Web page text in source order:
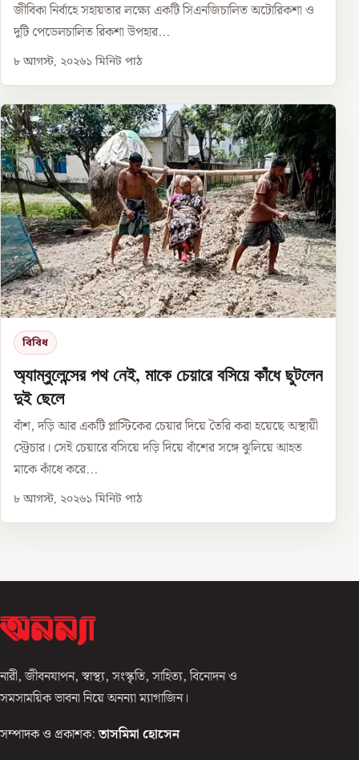
জীবিকা নির্বাহে সহায়তার লক্ষ্যে একটি সিএনজিচালিত অটোরিকশা ও
দুটি পেডেলচালিত রিকশা উপহার...
৮ আগস্ট, ২০২৬১ মিনিট পাঠ
বিবিধ
অ্যাম্বুলেন্সের পথ নেই, মাকে চেয়ারে বসিয়ে কাঁধে ছুটলেন
দুই ছেলে
বাঁশ, দড়ি আর একটি প্লাস্টিকের চেয়ার দিয়ে তৈরি করা হয়েছে অস্থায়ী
স্ট্রেচার। সেই চেয়ারে বসিয়ে দড়ি দিয়ে বাঁশের সঙ্গে ঝুলিয়ে আহত
মাকে কাঁধে করে...
৮ আগস্ট, ২০২৬১ মিনিট পাঠ
নারী, জীবনযাপন, স্বাস্থ্য, সংস্কৃতি, সাহিত্য, বিনোদন ও
সমসাময়িক ভাবনা নিয়ে অনন্যা ম্যাগাজিন।
সম্পাদক ও প্রকাশক: তাসমিমা হোসেন